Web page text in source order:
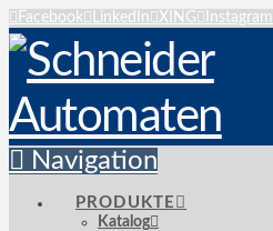
Facebook LinkedIn XING Instagram
Navigation
PRODUKTE
Katalog